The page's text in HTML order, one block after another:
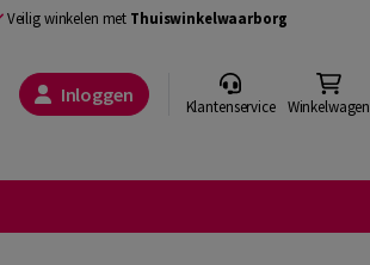
Veilig winkelen met Thuiswinkelwaarborg
Inloggen Klantenservice Winkelwagen